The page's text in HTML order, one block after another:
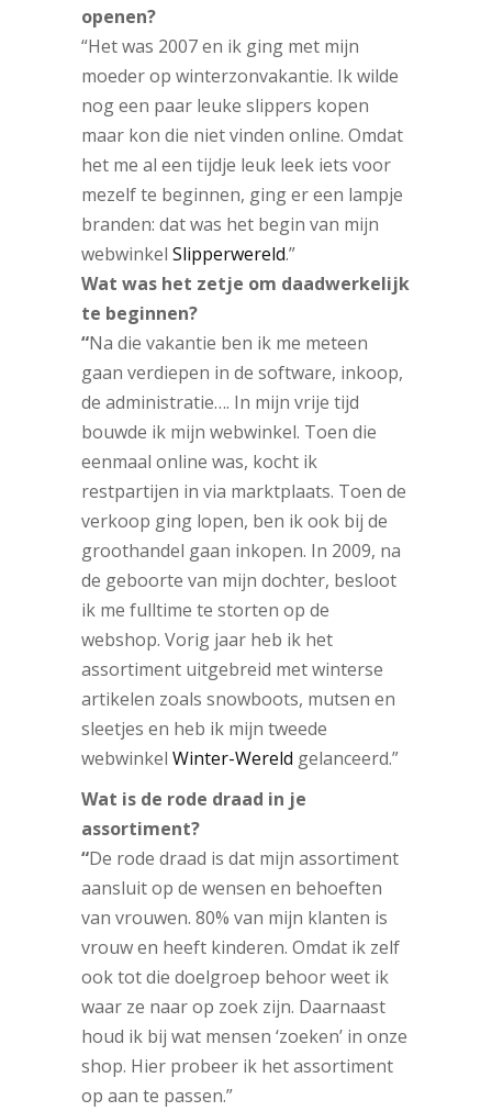
openen?
“Het was 2007 en ik ging met mijn
moeder op winterzonvakantie. Ik wilde
nog een paar leuke slippers kopen
maar kon die niet vinden online. Omdat
het me al een tijdje leuk leek iets voor
mezelf te beginnen, ging er een lampje
branden: dat was het begin van mijn
webwinkel Slipperwereld.”
Wat was het zetje om daadwerkelijk
te beginnen?
“Na die vakantie ben ik me meteen
gaan verdiepen in de software, inkoop,
de administratie…. In mijn vrije tijd
bouwde ik mijn webwinkel. Toen die
eenmaal online was, kocht ik
restpartijen in via marktplaats. Toen de
verkoop ging lopen, ben ik ook bij de
groothandel gaan inkopen. In 2009, na
de geboorte van mijn dochter, besloot
ik me fulltime te storten op de
webshop. Vorig jaar heb ik het
assortiment uitgebreid met winterse
artikelen zoals snowboots, mutsen en
sleetjes en heb ik mijn tweede
webwinkel Winter-Wereld gelanceerd.”
Wat is de rode draad in je
assortiment?
“De rode draad is dat mijn assortiment
aansluit op de wensen en behoeften
van vrouwen. 80% van mijn klanten is
vrouw en heeft kinderen. Omdat ik zelf
ook tot die doelgroep behoor weet ik
waar ze naar op zoek zijn. Daarnaast
houd ik bij wat mensen ‘zoeken’ in onze
shop. Hier probeer ik het assortiment
op aan te passen.”